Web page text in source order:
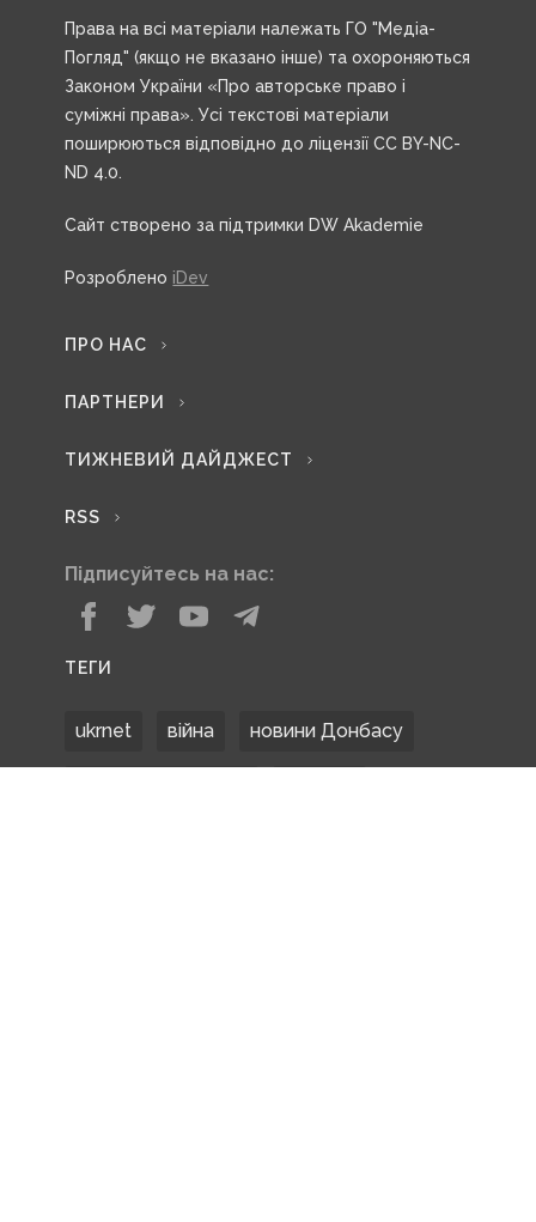
Права на всі матеріали належать ГО "Медіа-
Погляд" (якщо не вказано інше) та охороняються
Законом України «Про авторське право і
суміжні права». Усі текстові матеріали
поширюються відповідно до ліцензії CC BY-NC-
ND 4.0.
Сайт створено за підтримки DW Akademie
Розроблено iDev
ПРО НАС
ПАРТНЕРИ
ТИЖНЕВИЙ ДАЙДЖЕСТ
RSS
Підписуйтесь на нас:
ТЕГИ
ukrnet війна новини Донбасу